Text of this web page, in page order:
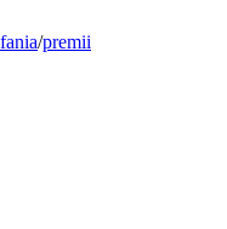
/premii